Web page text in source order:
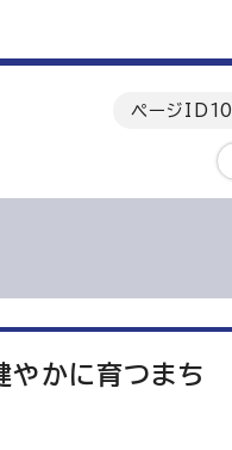
ページID
かに育つまち